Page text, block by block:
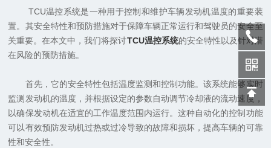
TCU温控系统是一种用于控制和维护车辆发动机温度的重要装
置。其安全特性和预防措施对于保障车辆正常运行和驾驶员的安全至
关重要。在本文中，我们将探讨TCU温控系统的安全特性以及针对潜
在风险的预防措施。
首先，它的安全特性包括温度监测和控制功能。该系统能够实时
监测发动机的温度，并根据设定的参数自动调节冷却液的流动速度，
以确保发动机在适宜的工作温度范围内运行。这种自动化的控制功能
可以有效预防发动机过热或过冷导致的故障和损坏，提高车辆的可靠
性和安全性。